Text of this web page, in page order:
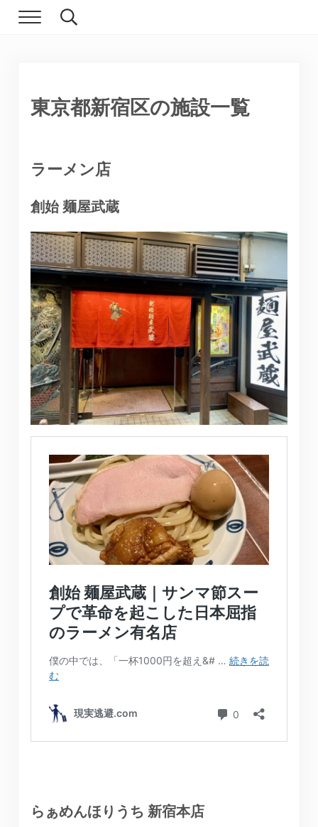
Skip to main content
Skip to header right navigation
Skip to site footer
現実逃避.com
食べ歩き、一人旅…そして時々家族旅行
Menu Search...
東京都新宿区の施設一覧
ラーメン店
創始 麺屋武蔵
らぁめんほりうち 新宿本店